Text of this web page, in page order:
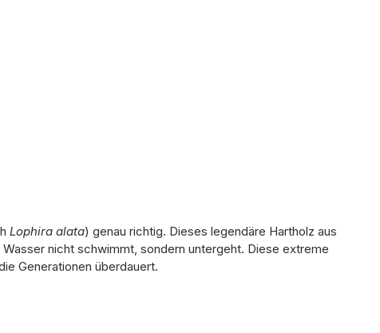
Lophira alata) genau richtig. Dieses legendäre Hartholz aus
nicht schwimmt, sondern untergeht. Diese extreme
Generationen überdauert.